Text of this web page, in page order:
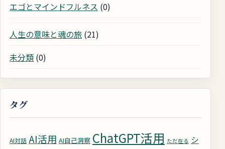
エゴとマインドフルネス (0)
人生の意味と魂の旅 (21)
未分類 (0)
タグ
AI対話 AI活用 AI自己洞察 ChatGPT活用 ただ在る シ